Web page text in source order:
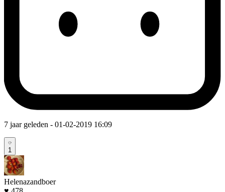
7 jaar geleden - 01-02-2019 16:09
1
Helenazandboer